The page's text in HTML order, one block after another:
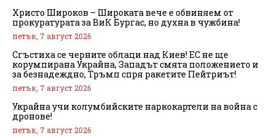
Христо Широков – Широката вече е обвиняем от
прокуратурата за ВиК Бургас, но духна в чужбина!
петък, 7 август 2026
Сгъстиха се черните облаци над Киев! ЕС не ще
корумпирана Украйна, Западът смята положението и
за безнадеждно, Тръмп спря ракетите Пейтриът!
петък, 7 август 2026
Украйна учи колумбийските наркокартели на война с
дронове!
петък, 7 август 2026